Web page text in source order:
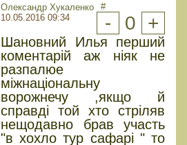
Олександр Хукаленко
10.05.2016 09:34
#
- 0 +
Шановний Илья перший
коментарій аж ніяк не
разпалюе
міжнаціональну
ворожнечу ,якщо й
справді той хто стріляв
нещодавно брав участь
"в хохло тур сафарі " то